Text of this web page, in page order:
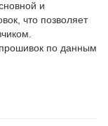
и
что позволяет
по данным